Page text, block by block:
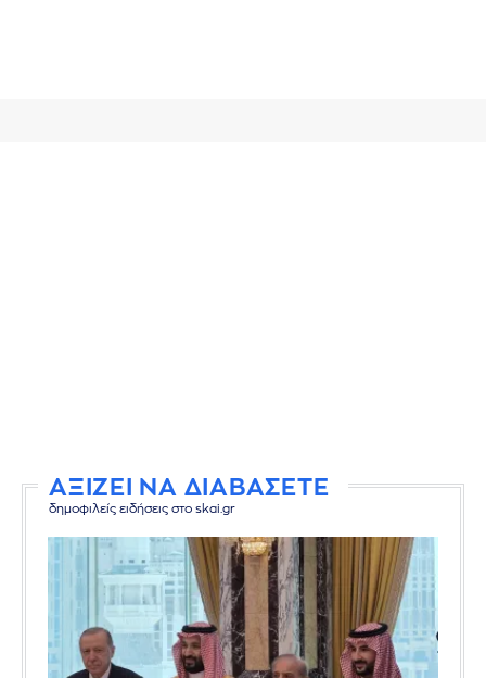
ΑΞΙΖΕΙ ΝΑ ΔΙΑΒΑΣΕΤΕ
δημοφιλείς ειδήσεις στο skai.gr